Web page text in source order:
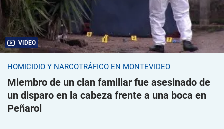
VIDEO
HOMICIDIO Y NARCOTRÁFICO EN MONTEVIDEO
Miembro de un clan familiar fue asesinado de
un disparo en la cabeza frente a una boca en
Peñarol